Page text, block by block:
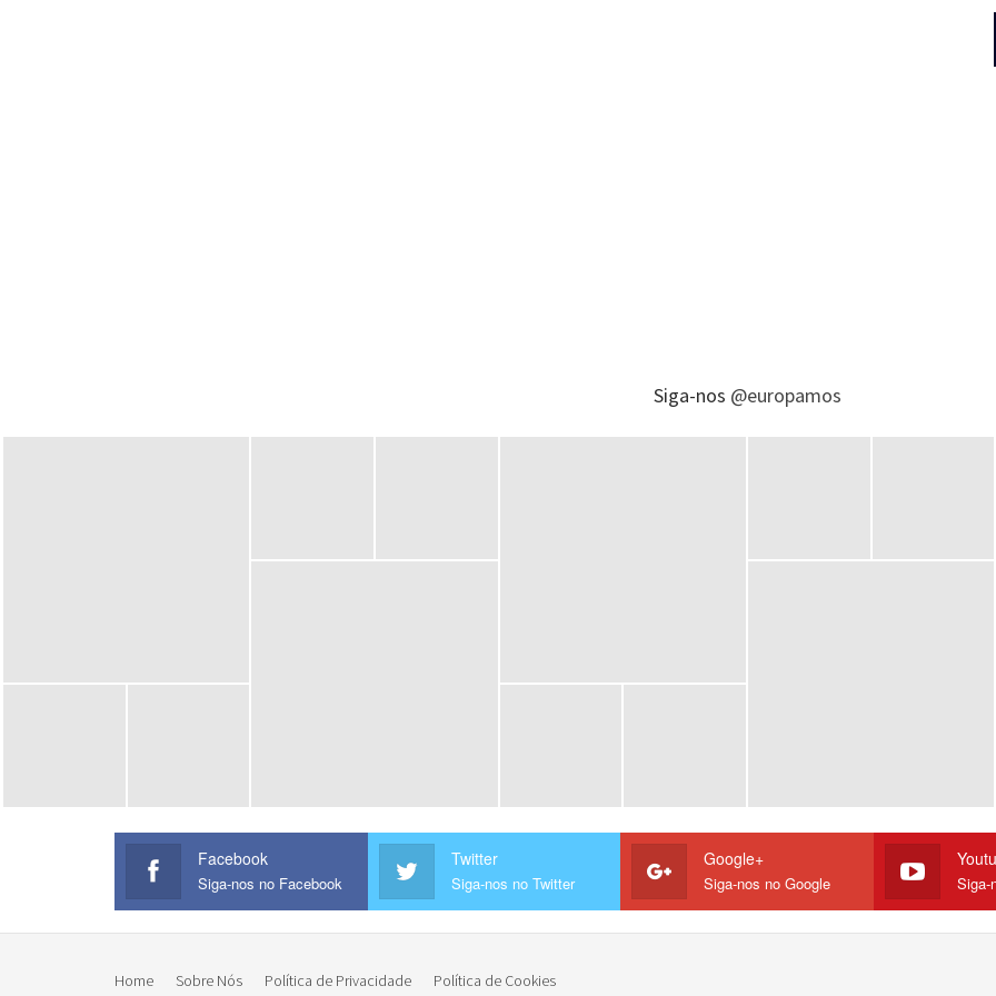
Siga-nos @europamos
Facebook
Siga-nos no Facebook
Twitter
Siga-nos no Twitter
Google+
Siga-nos no Google Siga-
Home Sobre Nós Política de Privacidade Política de Cookies